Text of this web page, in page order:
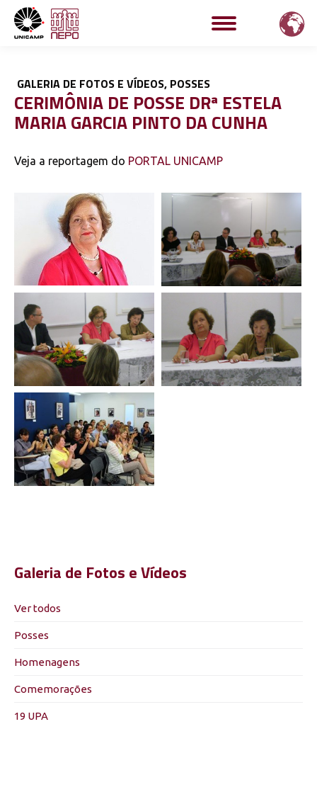
CERIMÔNIA DE POSSE DRª ESTELA
MARIA GARCIA PINTO DA CUNHA
Veja a reportagem do PORTAL UNICAMP
GALERIA DE FOTOS E VÍDEOS, POSSES
Galeria de Fotos e Vídeos
Ver todos
Posses
Homenagens
Comemorações
19 UPA